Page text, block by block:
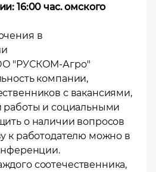
16:00 час. омского
в
"РУСКОМ-Агро"
компании,
с вакансиями,
работы и социальными
о наличии вопросов
к работодателю можно в
соотечественника,